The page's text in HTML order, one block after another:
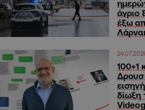
άγριο
έξω
100+1
δίωξη